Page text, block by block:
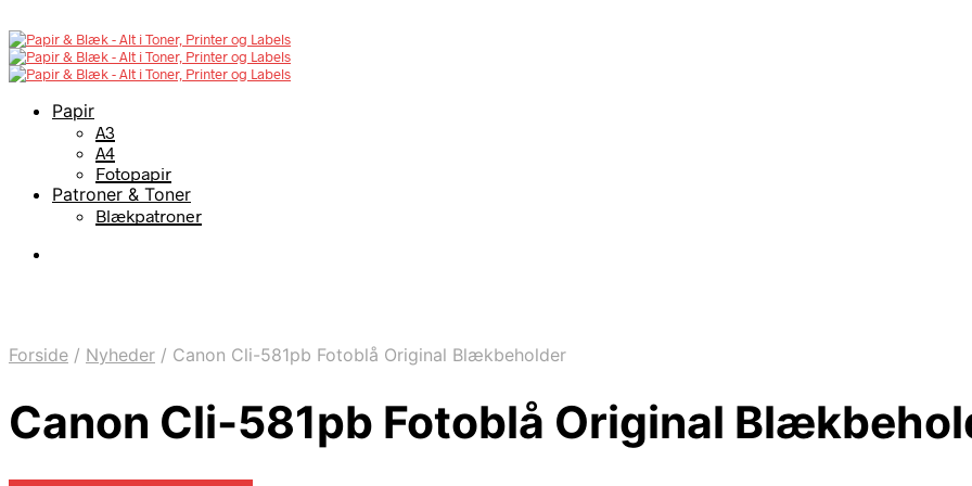
Papir
A3
A4
Fotopapir
Patroner & Toner
Blækpatroner
Forside / Nyheder / Canon Cli-581pb Fotoblå Original Blækbeholder
Canon Cli-581pb Fotoblå Original